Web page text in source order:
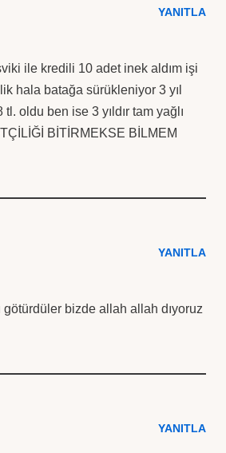
YANITLA
ile kredili 10 adet inek aldım işi
hala batağa sürükleniyor 3 yıl
oldu ben ise 3 yıldır tam yağlı
BİTİRMEKSE BİLMEM
YANITLA
bizde allah allah dıyoruz
YANITLA